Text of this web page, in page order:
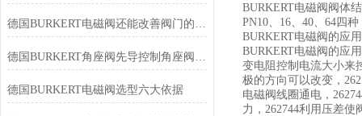
德国BURKERT电磁阀还能改善阀门的操作性能
德国BURKERT角座阀先导控制角座阀使用说明
德国BURKERT电磁阀选型六大依据
BURKERT电磁阀阀体
PN10、16、40、64四
BURKERT电磁阀的应
BURKERT电磁阀的应
变电阻控制电流大小来
极的方向可以改变，
电磁阀线圈通电，
力，262744利用压差使